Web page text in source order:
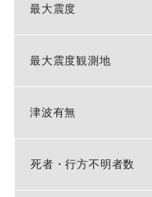
最大震度
最大震度観測地
津波有無
死者・行方不明者数